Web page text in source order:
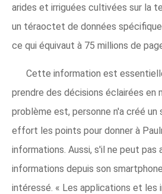
arides et irriguées cultivées sur la
un téraoctet de données
ce qui équivaut à 75 millions de
Cette information est
prendre des décisions éclairées en
problème est, personne n'a créé un
effort les points pour donner à
informations. Aussi, s'il ne peut pas
informations depuis son
intéressé. « Les applications et les